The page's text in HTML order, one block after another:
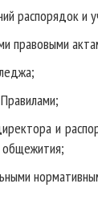
распорядок и
правовыми
и
общежития;